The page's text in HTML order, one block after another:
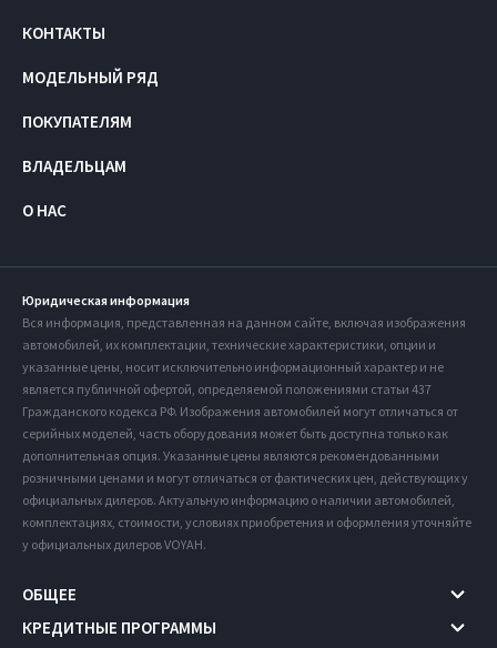
КОНТАКТЫ
МОДЕЛЬНЫЙ РЯД
ПОКУПАТЕЛЯМ
ВЛАДЕЛЬЦАМ
О НАС
Юридическая информация
Вся информация, представленная на данном сайте, включая изображения
автомобилей, их комплектации, технические характеристики, опции и
указанные цены, носит исключительно информационный характер и не
является публичной офертой, определяемой положениями статьи 437
Гражданского кодекса РФ. Изображения автомобилей могут отличаться от
серийных моделей, часть оборудования может быть доступна только как
дополнительная опция. Указанные цены являются рекомендованными
розничными ценами и могут отличаться от фактических цен, действующих у
официальных дилеров. Актуальную информацию о наличии автомобилей,
комплектациях, стоимости, условиях приобретения и оформления уточняйте
у официальных дилеров VOYAH.
ОБЩЕЕ
КРЕДИТНЫЕ ПРОГРАММЫ